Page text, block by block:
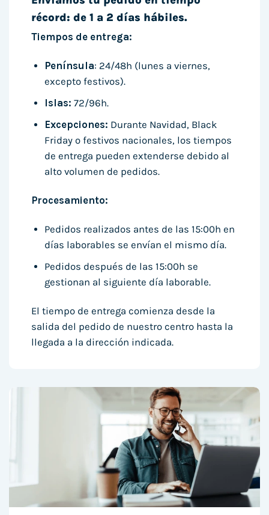
récord: de 1 a 2 días hábiles.
Tiempos de entrega:
Península: 24/48h (lunes a viernes,
excepto festivos).
Islas: 72/96h.
Excepciones: Durante Navidad, Black
Friday o festivos nacionales, los tiempos
de entrega pueden extenderse debido al
alto volumen de pedidos.
Procesamiento:
Pedidos realizados antes de las 15:00h en
días laborables se envían el mismo día.
Pedidos después de las 15:00h se
gestionan al siguiente día laborable.
El tiempo de entrega comienza desde la
salida del pedido de nuestro centro hasta la
llegada a la dirección indicada.